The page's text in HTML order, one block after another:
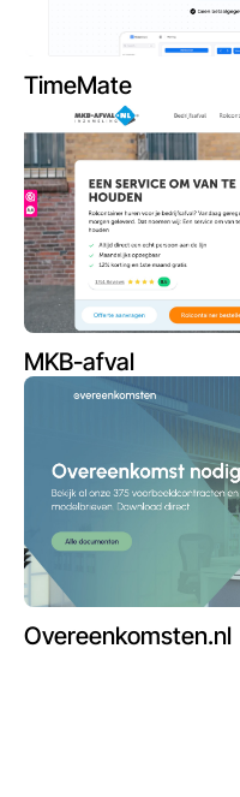
TimeMate
MKB-afval
Overeenkomsten.nl